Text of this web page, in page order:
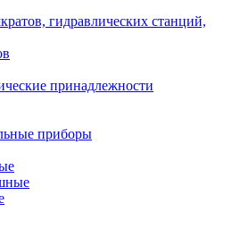
гидравлических станций,
принадлежности
приборы